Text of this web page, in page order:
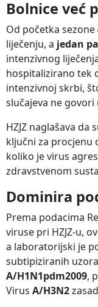
Bolnice već
Od početka sezone
liječenju, a jedan
intenzivnog
hospitalizirano tek
intenzivnoj skrbi,
slučajeva ne
HZJZ naglašava
ključni za procjenu
koliko je virus
zdravstvenom
Dominira
Prema podacima
viruse pri HZJZ-u,
a laboratorijski je
subtipiziranih
A/H1N1pdm2009,
Virus A/H3N2